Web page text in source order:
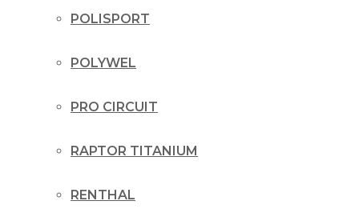
POLISPORT
POLYWEL
PRO CIRCUIT
RAPTOR TITANIUM
RENTHAL